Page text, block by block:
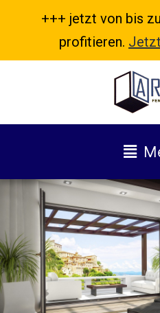
+++ jetzt von bis zu
profitieren.